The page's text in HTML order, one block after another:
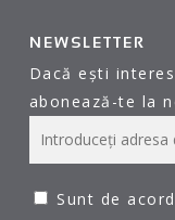
NEWSLETTER
Dacă ești
abonează-te la
Sunt de